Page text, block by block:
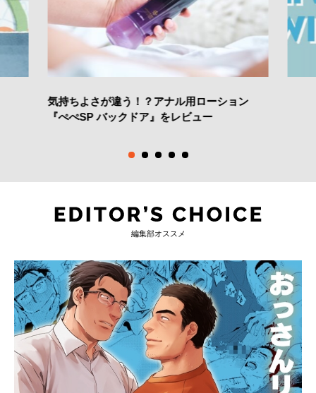
気持ちよさが違う！？アナル用ローション
『ぺぺSP バックドア』をレビュー
編集部オススメ